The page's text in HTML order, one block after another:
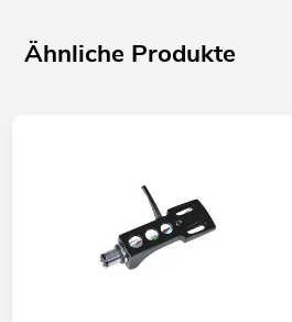
Ähnliche Produkte